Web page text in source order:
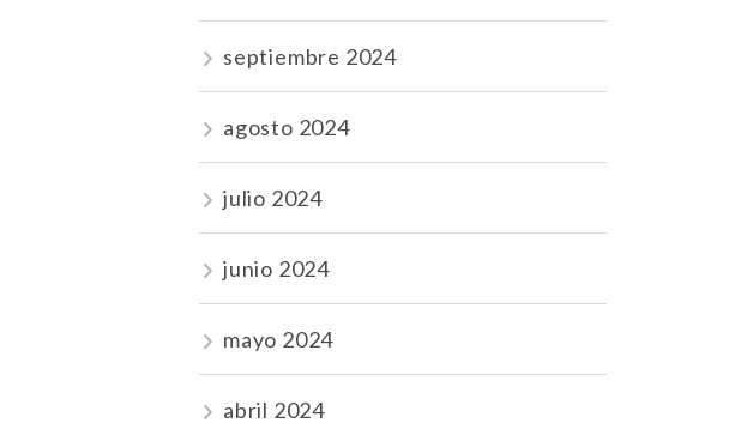
septiembre 2024
agosto 2024
julio 2024
junio 2024
mayo 2024
abril 2024